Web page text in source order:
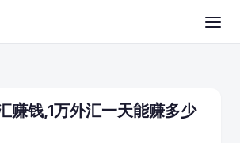
赚钱,1万外汇一天能赚多少